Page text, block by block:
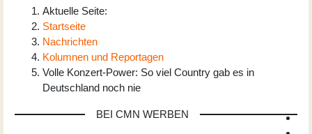
Aktuelle Seite:
Startseite
Nachrichten
Kolumnen und Reportagen
Volle Konzert-Power: So viel Country gab es in
Deutschland noch nie
BEI CMN WERBEN